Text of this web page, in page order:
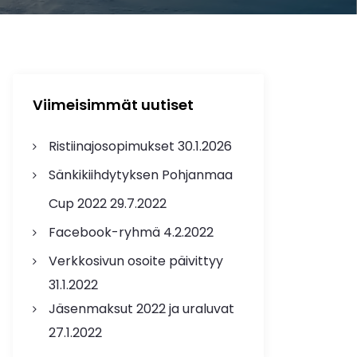
Viimeisimmät uutiset
Ristiinajosopimukset 30.1.2026
Sänkikiihdytyksen Pohjanmaa
Cup 202229.7.2022
Facebook-ryhmä 4.2.2022
Verkkosivun osoite päivittyy
31.1.2022
Jäsenmaksut 2022 ja uraluvat
27.1.2022